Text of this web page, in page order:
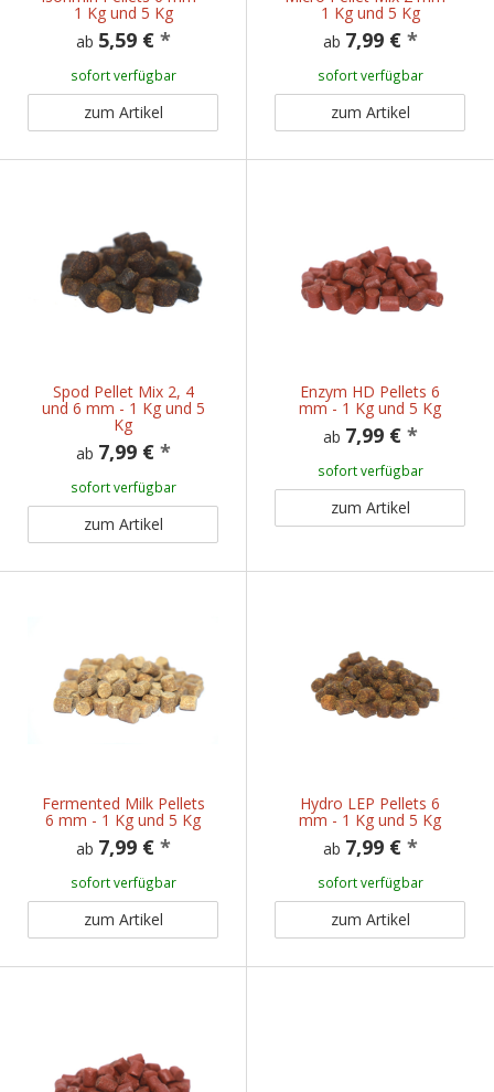
1 Kg und 5 Kg
ab 5,59 € *
sofort verfügbar
zum Artikel
1 Kg und 5 Kg
ab 7,99 € *
sofort verfügbar
zum Artikel
Spod Pellet Mix 2, 4
und 6 mm - 1 Kg und 5
Kg
ab 7,99 € *
sofort verfügbar
zum Artikel
Enzym HD Pellets 6
mm - 1 Kg und 5 Kg
ab 7,99 € *
sofort verfügbar
zum Artikel
Fermented Milk Pellets
6 mm - 1 Kg und 5 Kg
ab 7,99 € *
sofort verfügbar
zum Artikel
Hydro LEP Pellets 6
mm - 1 Kg und 5 Kg
ab 7,99 € *
sofort verfügbar
zum Artikel